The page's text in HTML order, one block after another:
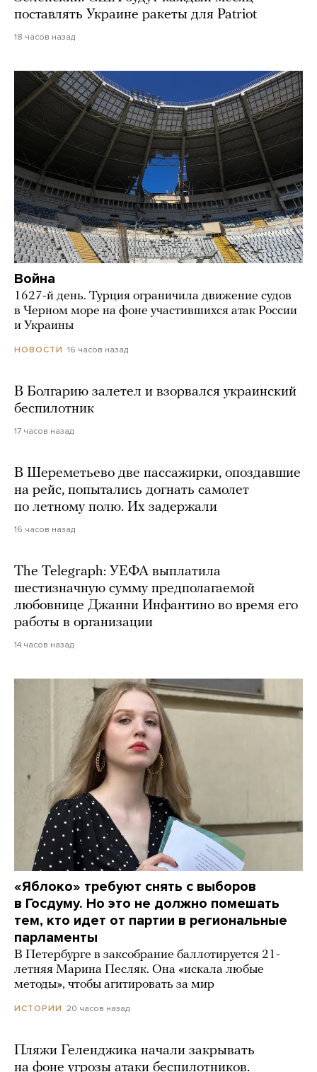
поставлять Украине ракеты для Patriot
18 часов назад
Война
1627-й день. Турция ограничила движение судов
в Черном море на фоне участившихся атак России
и Украины
НОВОСТИ 16 часов назад
В Болгарию залетел и взорвался украинский
беспилотник
17 часов назад
В Шереметьево две пассажирки, опоздавшие
на рейс, попытались догнать самолет
по летному полю. Их задержали
16 часов назад
The Telegraph: УЕФА выплатила
шестизначную сумму предполагаемой
любовнице Джанни Инфантино во время его
работы в организации
14 часов назад
«Яблоко» требуют снять с выборов
в Госдуму. Но это не должно помешать
тем, кто идет от партии в региональные
парламенты
В Петербурге в заксобрание баллотируется 21-
летняя Марина Песляк. Она «искала любые
методы», чтобы агитировать за мир
ИСТОРИИ 20 часов назад
Пляжи Геленджика начали закрывать
на фоне угрозы атаки беспилотников.